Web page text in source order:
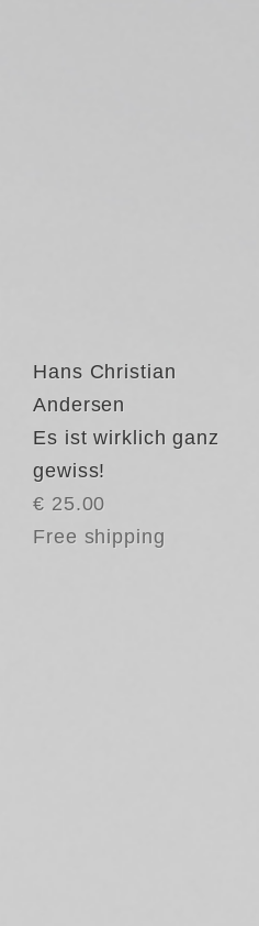
Hans Christian
Andersen
Es ist wirklich ganz
gewiss!
€ 25.00
Free shipping